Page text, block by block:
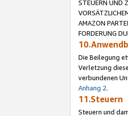
STEUERN UND
AMAZON
FORDERUNG
Die Beilegung
Verletzung
verbundenen
Anhang 2.
11.Steuern
Steuern und